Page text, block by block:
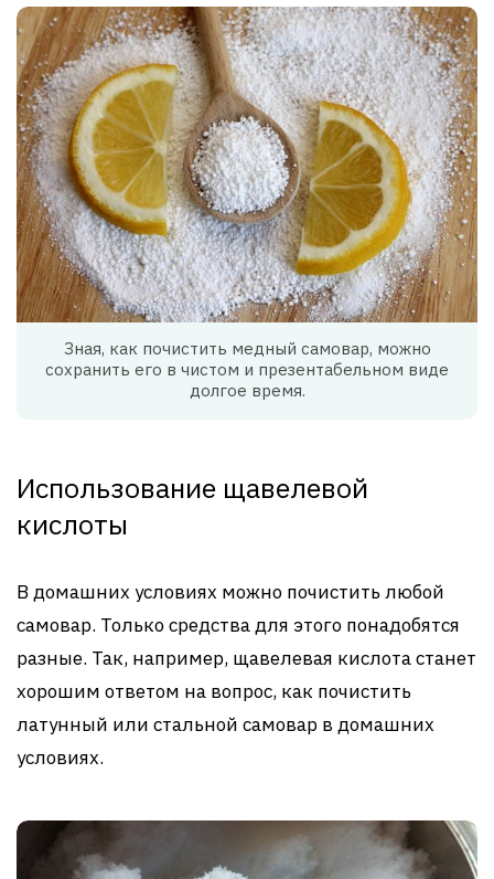
Зная, как почистить медный самовар, можно
сохранить его в чистом и презентабельном виде
долгое время.
Использование щавелевой
кислоты
В домашних условиях можно почистить любой
самовар. Только средства для этого понадобятся
разные. Так, например, щавелевая кислота станет
хорошим ответом на вопрос, как почистить
латунный или стальной самовар в домашних
условиях.